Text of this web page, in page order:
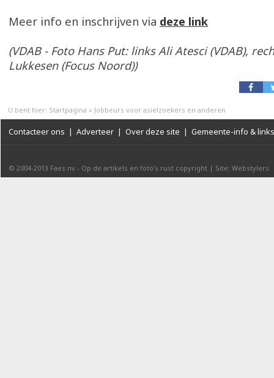
Meer info en inschrijven via deze link
(VDAB - Foto Hans Put: links Ali Atesci (VDAB),
Lukkesen (Focus Noord))
U bent hier: Startpagina » Jobbeurs voor asielzoekers en anderen
Contacteer ons | Adverteer | Over deze site | Gemeente-info & links
© 2004-2013 Faes nv - Op de artikels en foto’s rust copyright | Site: Webstylers